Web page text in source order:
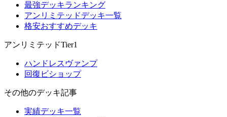
最強デッキランキング
アンリミテッドデッキ一覧
格安おすすめデッキ
アンリミテッドTier1
ハンドレスヴァンプ
回復ビショップ
その他のデッキ記事
実績デッキ一覧